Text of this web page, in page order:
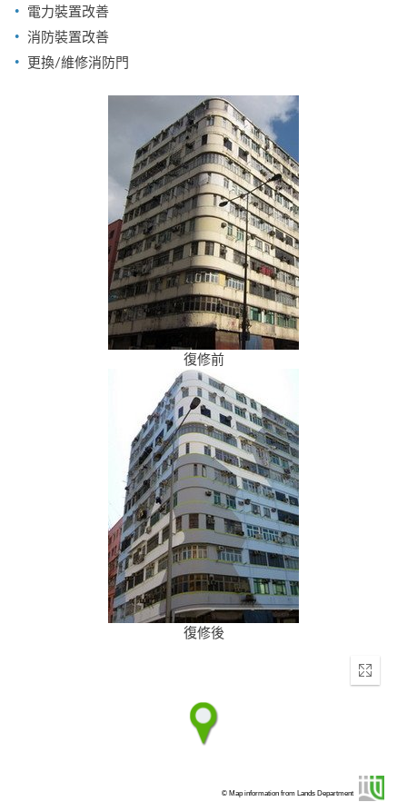
電力裝置改善
消防裝置改善
更換/維修消防門
復修前
復修後
Enter
© Map information from Lands Department